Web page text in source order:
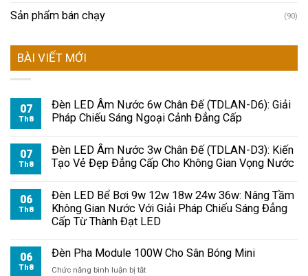
Sản phẩm bán chạy (90)
BÀI VIẾT MỚI
07
Th8
Đèn LED Âm Nước 6w Chân Đế (TDLAN-D6): Giải
Pháp Chiếu Sáng Ngoại Cảnh Đẳng Cấp
07
Th8
Đèn LED Âm Nước 3w Chân Đế (TDLAN-D3): Kiến
Tạo Vẻ Đẹp Đẳng Cấp Cho Không Gian Vọng Nước
06
Th8
Đèn LED Bể Bơi 9w 12w 18w 24w 36w: Nâng Tầm
Không Gian Nước Với Giải Pháp Chiếu Sáng Đẳng
Cấp Từ Thành Đạt LED
06
Th8
Đèn Pha Module 100W Cho Sân Bóng Mini
Chức năng bình luận bị tắtở